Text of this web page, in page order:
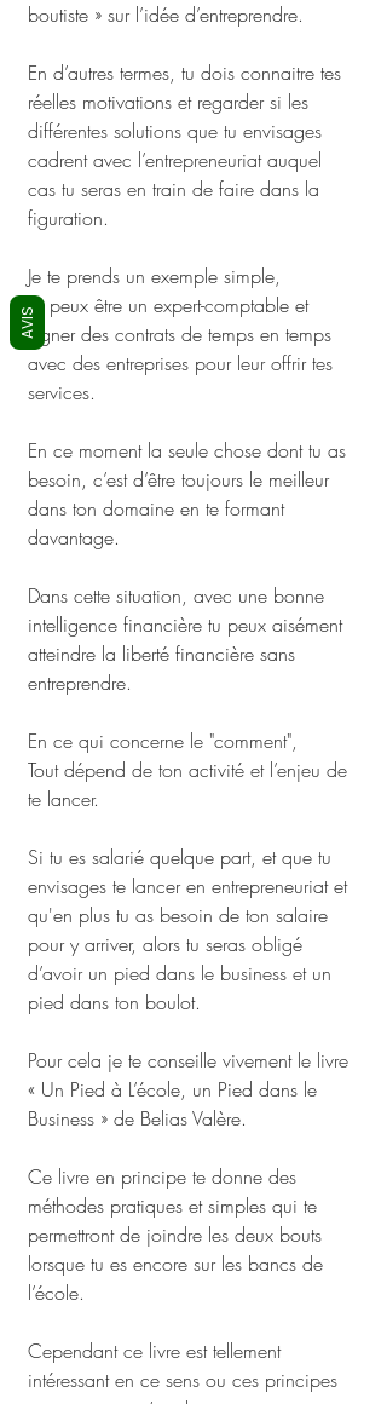
boutiste » sur l’idée d’entreprendre.
En d’autres termes, tu dois connaitre tes
réelles motivations et regarder si les
différentes solutions que tu envisages
cadrent avec l’entrepreneuriat auquel
cas tu seras en train de faire dans la
figuration.
Je te prends un exemple simple,
Tu peux être un expert-comptable et
signer des contrats de temps en temps
avec des entreprises pour leur offrir tes
services.
En ce moment la seule chose dont tu as
besoin, c’est d’être toujours le meilleur
dans ton domaine en te formant
davantage.
Dans cette situation, avec une bonne
intelligence financière tu peux aisément
atteindre la liberté financière sans
entreprendre.
En ce qui concerne le "comment",
Tout dépend de ton activité et l’enjeu de
te lancer.
Si tu es salarié quelque part, et que tu
envisages te lancer en entrepreneuriat et
qu'en plus tu as besoin de ton salaire
pour y arriver, alors tu seras obligé
d’avoir un pied dans le business et un
pied dans ton boulot.
Pour cela je te conseille vivement le livre
« Un Pied à L’école, un Pied dans le
Business » de Belias Valère.
Ce livre en principe te donne des
méthodes pratiques et simples qui te
permettront de joindre les deux bouts
lorsque tu es encore sur les bancs de
l’école.
Cependant ce livre est tellement
intéressant en ce sens ou ces principes
AVIS